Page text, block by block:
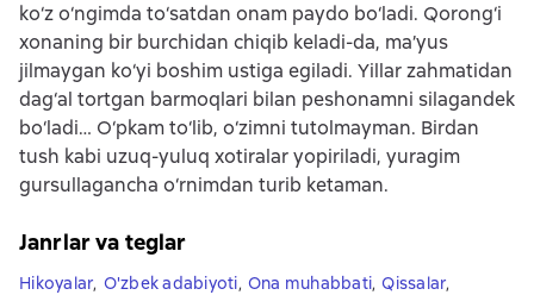
ko‘z o‘ngimda to‘satdan onam paydo bo‘ladi. Qorong‘i
xonaning bir burchidan chiqib keladi-da, ma’yus
jilmaygan ko‘yi boshim ustiga egiladi. Yillar zahmatidan
dag‘al tortgan barmoqlari bilan peshonamni silagandek
bo‘ladi… O‘pkam to‘lib, o‘zimni tutolmayman. Birdan
tush kabi uzuq-yuluq xotiralar yopiriladi, yuragim
gursullagancha o‘rnimdan turib ketaman.
Janrlar va teglar
Hikoyalar, O'zbek adabiyoti, Ona muhabbati, Qissalar,